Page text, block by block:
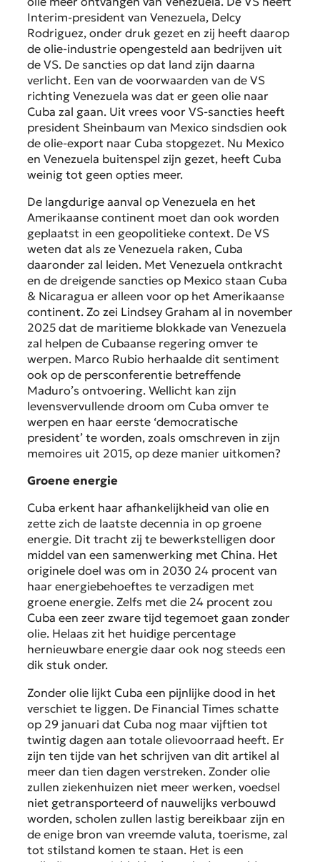
Interim-president van Venezuela, Delcy
Rodriguez, onder druk gezet en zij heeft daarop
de olie-industrie opengesteld aan bedrijven uit
de VS. De sancties op dat land zijn daarna
verlicht. Een van de voorwaarden van de VS
richting Venezuela was dat er geen olie naar
Cuba zal gaan. Uit vrees voor VS-sancties heeft
president Sheinbaum van Mexico sindsdien ook
de olie-export naar Cuba stopgezet. Nu Mexico
en Venezuela buitenspel zijn gezet, heeft Cuba
weinig tot geen opties meer.
De langdurige aanval op Venezuela en het
Amerikaanse continent moet dan ook worden
geplaatst in een geopolitieke context. De VS
weten dat als ze Venezuela raken, Cuba
daaronder zal leiden. Met Venezuela ontkracht
en de dreigende sancties op Mexico staan Cuba
& Nicaragua er alleen voor op het Amerikaanse
continent. Zo zei Lindsey Graham al in november
2025 dat de maritieme blokkade van Venezuela
zal helpen de Cubaanse regering omver te
werpen. Marco Rubio herhaalde dit sentiment
ook op de persconferentie betreffende
Maduro’s ontvoering. Wellicht kan zijn
levensvervullende droom om Cuba omver te
werpen en haar eerste ‘democratische
president’ te worden, zoals omschreven in zijn
memoires uit 2015, op deze manier uitkomen?
Groene energie
Cuba erkent haar afhankelijkheid van olie en
zette zich de laatste decennia in op groene
energie. Dit tracht zij te bewerkstelligen door
middel van een samenwerking met China. Het
originele doel was om in 2030 24 procent van
haar energiebehoeftes te verzadigen met
groene energie. Zelfs met die 24 procent zou
Cuba een zeer zware tijd tegemoet gaan zonder
olie. Helaas zit het huidige percentage
hernieuwbare energie daar ook nog steeds een
dik stuk onder.
Zonder olie lijkt Cuba een pijnlijke dood in het
verschiet te liggen. De Financial Times schatte
op 29 januari dat Cuba nog maar vijftien tot
twintig dagen aan totale olievoorraad heeft. Er
zijn ten tijde van het schrijven van dit artikel al
meer dan tien dagen verstreken. Zonder olie
zullen ziekenhuizen niet meer werken, voedsel
niet getransporteerd of nauwelijks verbouwd
worden, scholen zullen lastig bereikbaar zijn en
de enige bron van vreemde valuta, toerisme, zal
tot stilstand komen te staan. Het is een